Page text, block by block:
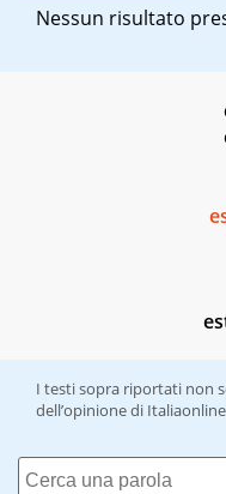
Nessun risultato
I testi sopra riportati non
dell’opinione di Italiaonline